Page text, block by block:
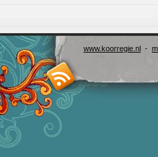
www.koorregie.nl -